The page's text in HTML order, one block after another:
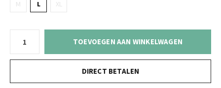
M L XL
TOEVOEGEN AAN WINKELWAGEN
DIRECT BETALEN